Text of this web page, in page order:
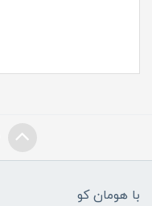
با هومان کو